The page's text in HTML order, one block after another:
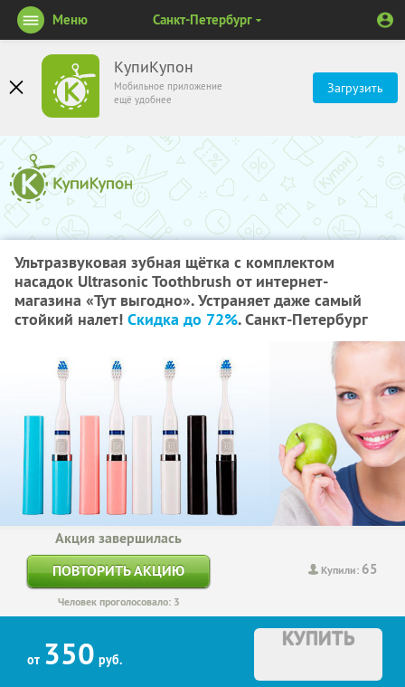
КупиКупон
Мобильное приложение
ещё удобнее
Загрузить
Меню Санкт-Петербург
Ультразвуковая зубная щётка с комплектом
насадок Ultrasonic Toothbrush от интернет-
магазина «Тут выгодно». Устраняет даже самый
стойкий налет! Скидка до 72%. Санкт-Петербург
Купили: 65
Акция завершилась
ПОВТОРИТЬ АКЦИЮ
Человек проголосовало: 3
от 350 руб.
КУПИТЬ